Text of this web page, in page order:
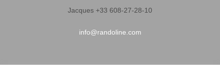
Jacques +33 608-27-28-10
info@randoline.com